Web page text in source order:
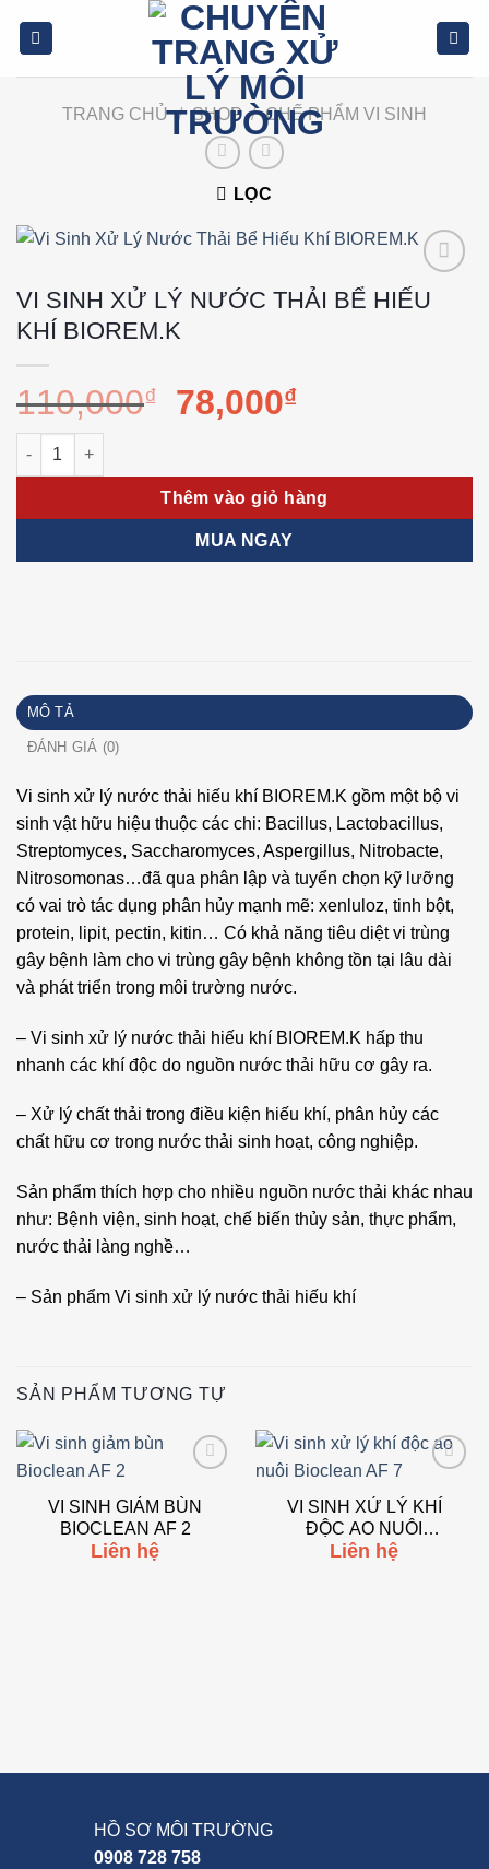
TRANG CHỦ / SHOP / CHẾ PHẨM VI SINH
LỌC
Add to
wishlist
VI SINH XỬ LÝ NƯỚC THẢI BỂ HIẾU
KHÍ BIOREM.K
110,000₫
Giá
gốc
110,000₫.
78,000₫Giá
là:
78,000₫.
Vi Sinh Xử Lý Nước Thải Bể Hiếu Khí BIOREM.K số lượng
Thêm vào giỏ hàng
MUA NGAY
MÔ TẢ
ĐÁNH GIÁ (0)
Vi sinh xử lý nước thải hiếu khí BIOREM.K gồm một bộ vi
sinh vật hữu hiệu thuộc các chi: Bacillus, Lactobacillus,
Streptomyces, Saccharomyces, Aspergillus, Nitrobacte,
Nitrosomonas…đã qua phân lập và tuyển chọn kỹ lưỡng
có vai trò tác dụng phân hủy mạnh mẽ: xenluloz, tinh bột,
protein, lipit, pectin, kitin… Có khả năng tiêu diệt vi trùng
gây bệnh làm cho vi trùng gây bệnh không tồn tại lâu dài
và phát triển trong môi trường nước.
– Vi sinh xử lý nước thải hiếu khí BIOREM.K hấp thu
nhanh các khí độc do nguồn nước thải hữu cơ gây ra.
– Xử lý chất thải trong điều kiện hiếu khí, phân hủy các
chất hữu cơ trong nước thải sinh hoạt, công nghiệp.
Sản phẩm thích hợp cho nhiều nguồn nước thải khác nhau
như: Bệnh viện, sinh hoạt, chế biến thủy sản, thực phẩm,
nước thải làng nghề…
– Sản phẩm Vi sinh xử lý nước thải hiếu khí
SẢN PHẨM TƯƠNG TỰ
wishlist
VI SINH GIẢM BÙN
BIOCLEAN AF 2
Liên hệ
wishlist
VI SINH XỬ LÝ KHÍ
ĐỘC AO NUÔI
BIOCLEAN AF 7
Liên hệ
HỒ SƠ MÔI TRƯỜNG
0908 728 758